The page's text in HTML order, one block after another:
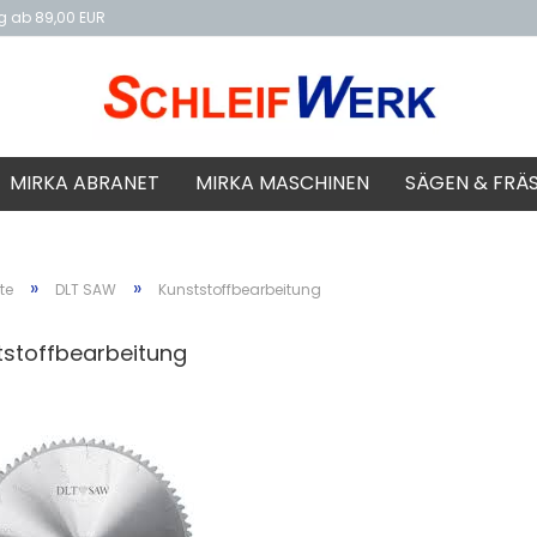
ab 89,00 EUR
MIRKA ABRANET MIRKA MASCHINEN SÄGEN &
» DLT SAW » Kunststoffbearbeitung